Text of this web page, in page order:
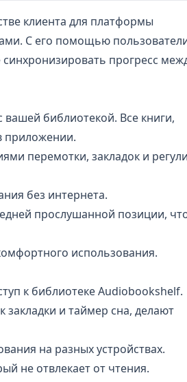
клиента для платформы
. С его помощью
прогресс
библиотекой. Все книги,
приложении.
перемотки, закладок и
без интернета.
прослушанной позиции,
использования.
к библиотеке Audiobookshelf.
и таймер сна, делают
на разных устройствах.
не отвлекает от чтения.